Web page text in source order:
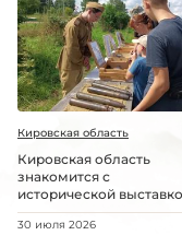
Кировская область
Кировская область
знакомится с
исторической
30 июля 2026